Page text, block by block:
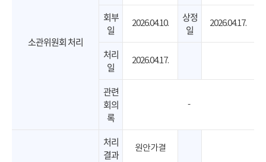
소관위원회 처리
회부
일
2026.04.10.
상정
일
2026.04.17.
처리
일
2026.04.17.
관련
회의
록
-
처리
결과
원안가결